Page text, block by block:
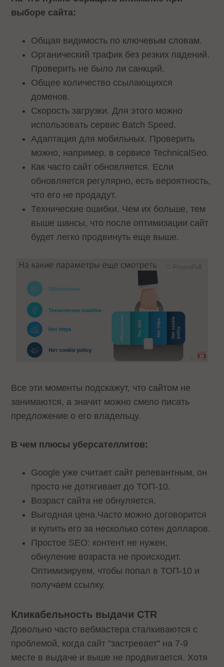
выборе сайта:
Общая видимость по ключевым словам.
Органический трафик без резких падений.
Проверить не было ли санкций.
Общее количество ссылающихся
доменов.
Скорость загрузки. Для этого можно
использовать сервис Batch Speed.
Адаптация для мобильных. Проверить
можно, например, в сервисе TechnicalSeo.
Как часто сайт обновляется. Если
обновляется регулярно, есть вероятность,
что его не продадут.
Технические ошибки. Чем их больше, тем
выше шансы, что после оптимизации сайт
будет легко продвинуть еще выше.
Все эти моменты подскажут, что сайтом не
занимаются, а значит можно смело писать
предложение о его владельцу.
В чем плюсы уберсателлитов:
Google уже считает сайт релевантным, он
просто не дотягивает до ТОП-10.
Возраст сайта не обнуляется.
Выгодная цена.Часто можно договорится
и купить его за несколько сотен долларов.
Простое SEO: контент не нужен,
обнуление возраста не происходит.
Оптимизируем, чтобы попал в ТОП-10 и
получаем ссылку.
Кликабельность выдачи CTR
Довольно часто вебмастера сталкиваются с
проблемой, когда сайт "застревает" на 7-9
месте в выдаче и выше не продвигается. Хотя